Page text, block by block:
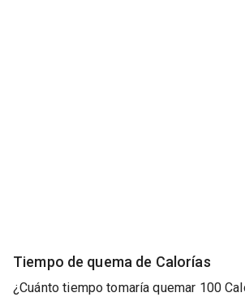
Tiempo de quema de Calorías
¿Cuánto tiempo tomaría quemar 100